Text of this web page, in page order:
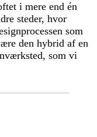
i mere end én
steder, hvor
som
den hybrid af en
som vi